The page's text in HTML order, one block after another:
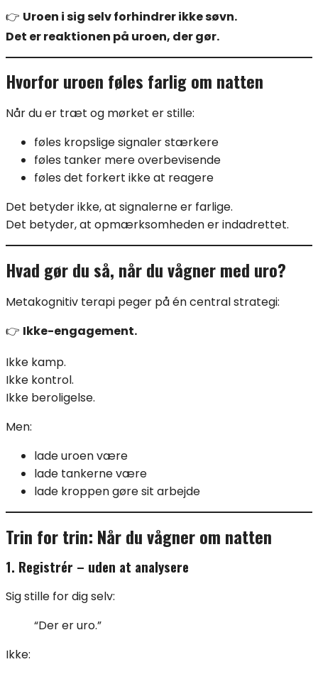
👉 Uroen i sig selv forhindrer ikke søvn.
Det er reaktionen på uroen, der gør.
Hvorfor uroen føles farlig om natten
Når du er træt og mørket er stille:
føles kropslige signaler stærkere
føles tanker mere overbevisende
føles det forkert ikke at reagere
Det betyder ikke, at signalerne er farlige.
Det betyder, at opmærksomheden er indadrettet.
Hvad gør du så, når du vågner med uro?
Metakognitiv terapi peger på én central strategi:
👉 Ikke-engagement.
Ikke kamp.
Ikke kontrol.
Ikke beroligelse.
Men:
lade uroen være
lade tankerne være
lade kroppen gøre sit arbejde
Trin for trin: Når du vågner om natten
1. Registrér – uden at analysere
Sig stille for dig selv:
“Der er uro.”
Ikke: